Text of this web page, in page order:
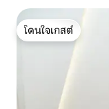
โดนใจเกสต์
โดนใจเกสต์